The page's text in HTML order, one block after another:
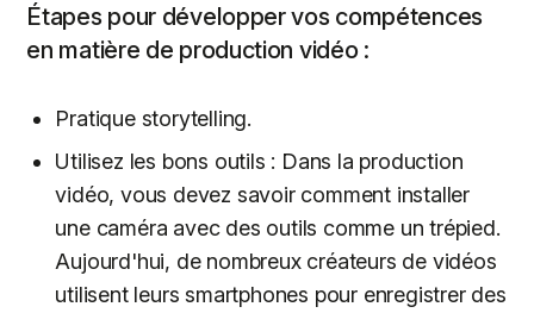
Étapes pour développer vos compétences
en matière de production vidéo :
Pratique storytelling.
Utilisez les bons outils : Dans la production
vidéo, vous devez savoir comment installer
une caméra avec des outils comme un trépied.
Aujourd'hui, de nombreux créateurs de vidéos
utilisent leurs smartphones pour enregistrer des